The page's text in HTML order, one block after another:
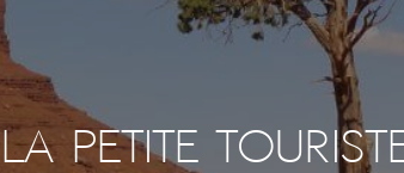
La Petite